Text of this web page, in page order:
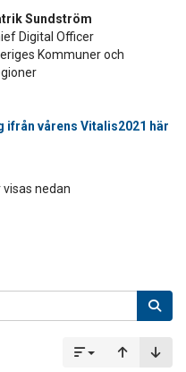
Sundström
Digital Officer
Kommuner och
ifrån vårens Vitalis2021 här
nedan